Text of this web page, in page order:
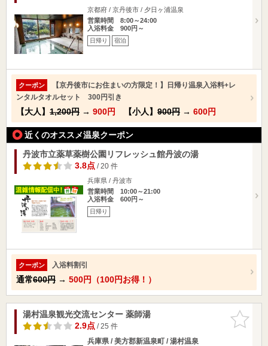
京都府 / 京丹後市 / 夕日ヶ浦温泉
営業時間 8:00～24:00
入浴料金 900円～
日帰り 宿泊
クーポン
【京丹後市にお住まいの方限定！】日帰り温泉入浴料+レ
ンタルタオルセット 300円引き
【大人】 1,200円 → 900円 【小人】 900円 → 600円
近くのオススメ温泉クーポン
丹波市立薬草薬樹公園リフレッシュ館丹波の湯
3.8点/ 20 件
兵庫県 / 丹波市
営業時間 10:00～21:00
入浴料金 600円～
日帰り
クーポン 入浴料割引
通常600円 → 500円（100円お得！）
お気に入
りに追加
湯村温泉観光交流センター 薬師湯
2.9点/ 25 件
兵庫県 / 美方郡新温泉町 / 湯村温泉